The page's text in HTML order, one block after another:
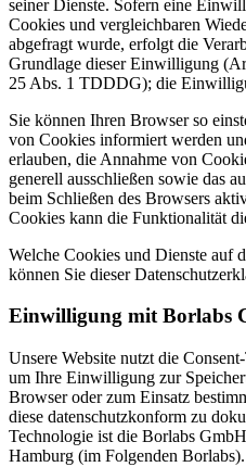
seiner Dienste. Sofern eine
Cookies und vergleichbaren
abgefragt wurde, erfolgt die
Grundlage dieser Einwilligung
25 Abs. 1 TDDDG); die
Sie können Ihren Browser so
von Cookies informiert werden
erlauben, die Annahme von
generell ausschließen sowie das
beim Schließen des Browsers
Cookies kann die Funktionalität
Welche Cookies und Dienste auf
können Sie dieser
Einwilligung mit Borlabs
Unsere Website nutzt die
um Ihre Einwilligung zur
Browser oder zum Einsatz
diese datenschutzkonform zu
Technologie ist die Borlabs
Hamburg (im Folgenden Borlabs).